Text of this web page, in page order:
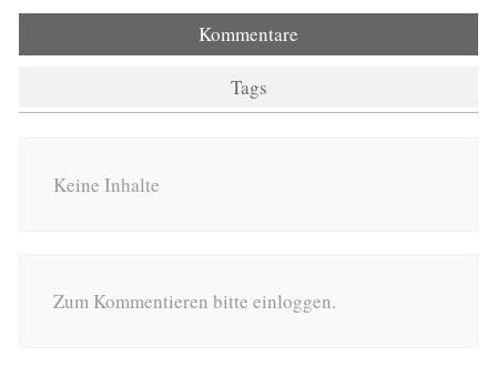
Kommentare
Tags
Keine Inhalte
Zum Kommentieren bitte einloggen.